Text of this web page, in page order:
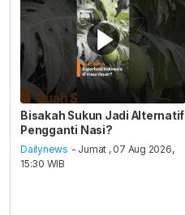
Bisakah Sukun Jadi Alternatif
Pengganti Nasi?
Dailynews - Jumat , 07 Aug 2026,
15:30 WIB